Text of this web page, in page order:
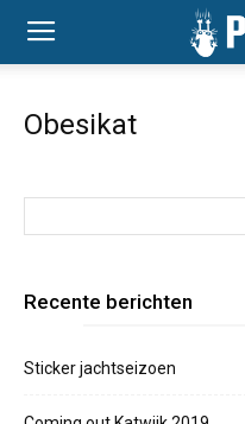
Obesikat
Recente berichten
Sticker jachtseizoen